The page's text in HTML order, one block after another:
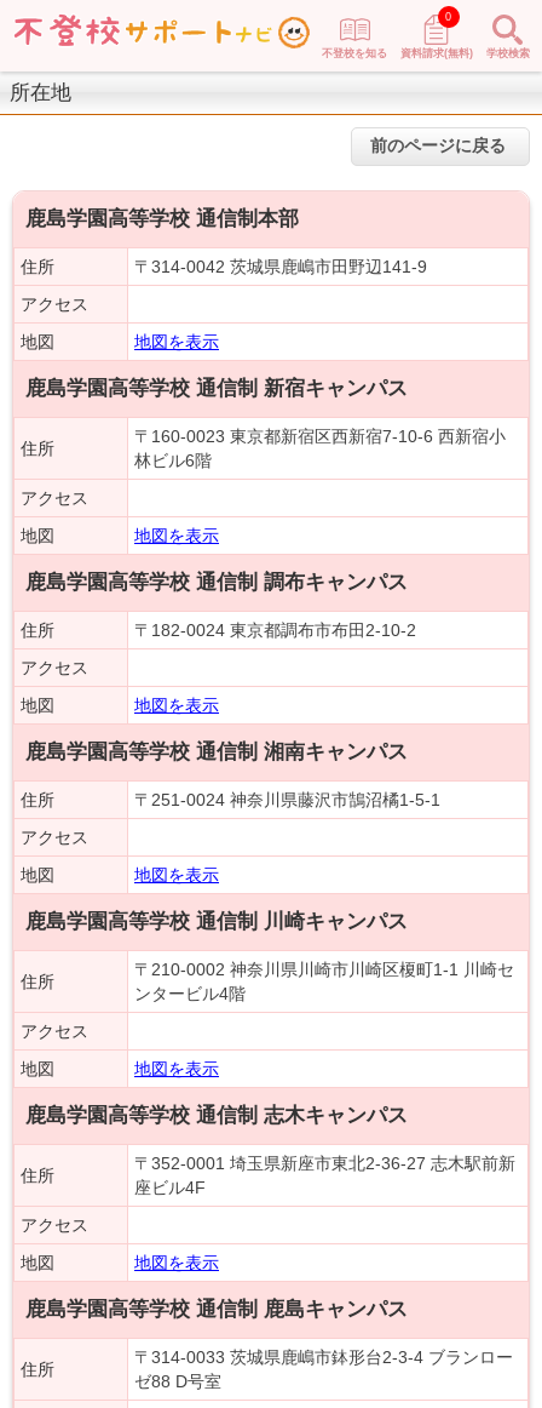
不登校を知る 資料請求(無料)
0
学校検索
所在地
前のページに戻る
鹿島学園高等学校 通信制本部
住所
〒314-0042 茨城県鹿嶋市田野辺141-9
アクセス
地図
地図を表示
鹿島学園高等学校 通信制 新宿キャンパス
住所
〒160-0023 東京都新宿区西新宿7-10-6 西新宿小
林ビル6階
アクセス
地図
地図を表示
鹿島学園高等学校 通信制 調布キャンパス
住所
〒182-0024 東京都調布市布田2-10-2
アクセス
地図
地図を表示
鹿島学園高等学校 通信制 湘南キャンパス
住所
〒251-0024 神奈川県藤沢市鵠沼橘1-5-1
アクセス
地図
地図を表示
鹿島学園高等学校 通信制 川崎キャンパス
住所
〒210-0002 神奈川県川崎市川崎区榎町1-1 川崎セ
ンタービル4階
アクセス
地図
地図を表示
鹿島学園高等学校 通信制 志木キャンパス
住所
〒352-0001 埼玉県新座市東北2-36-27 志木駅前新
座ビル4F
アクセス
地図
地図を表示
鹿島学園高等学校 通信制 鹿島キャンパス
住所
〒314-0033 茨城県鹿嶋市鉢形台2-3-4 ブランロー
ゼ88 D号室